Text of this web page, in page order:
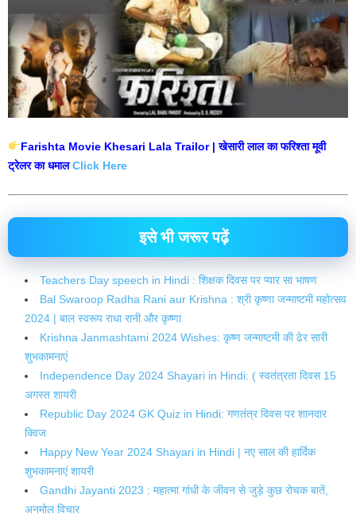
Farishta Movie Khesari Lala Trailor | खेसारी लाल का फरिश्ता मूवी
ट्रेलर का धमाल Click Here
इसे भी जरूर पढ़ें
Teachers Day speech in Hindi : शिक्षक दिवस पर प्यार सा भाषण
Bal Swaroop Radha Rani aur Krishna : श्री कृष्णा जन्माष्टमी महोत्सव
2024 | बाल स्वरूप राधा रानी और कृष्णा
Krishna Janmashtami 2024 Wishes: कृष्ण जन्माष्टमी की ढेर सारी
शुभकामनाएं
Independence Day 2024 Shayari in Hindi: ( स्वतंत्रता दिवस 15
अगस्त शायरी
Republic Day 2024 GK Quiz in Hindi: गणतंत्र दिवस पर शानदार
क्विज
Happy New Year 2024 Shayari in Hindi | नए साल की हार्दिक
शुभकामनाएं शायरी
Gandhi Jayanti 2023 : महात्मा गांधी के जीवन से जुड़े कुछ रोचक बातें,
अनमोल विचार